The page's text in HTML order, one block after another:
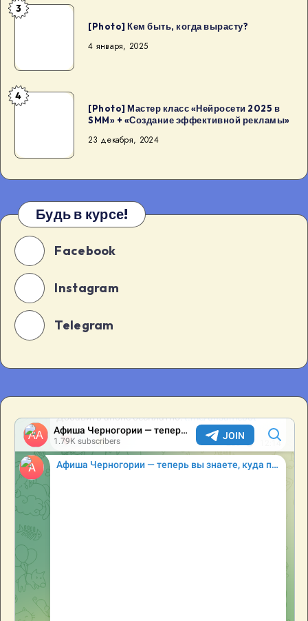
будут
[…]
языке,
B2
[Photo]
когда
3
[Photo] Кем быть, когда вырасту?
4 января, 2025
[Photo]
«Нейросети
SMM»
+
«Создание
эффективной
рекламы»
4
[Photo] Мастер класс «Нейросети 2025 в
SMM» + «Создание эффективной рекламы»
23 декабря, 2024
Будь в курсе!
Facebook
Instagram
Telegram